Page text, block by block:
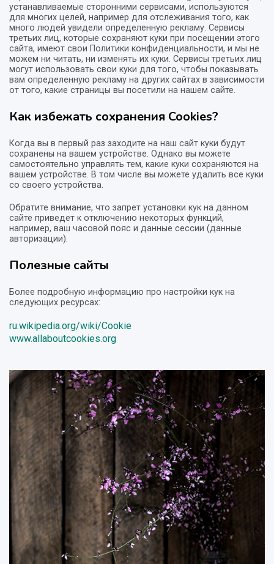
устанавливаемые сторонними сервисами, используются
для многих целей, например для отслеживания того, как
много людей увидели определенную рекламу. Сервисы
третьих лиц, которые сохраняют куки при посещении этого
сайта, имеют свои Политики конфиденциальности, и мы не
можем ни читать, ни изменять их куки. Сервисы третьих лиц
могут использовать свои куки для того, чтобы показывать
вам определенную рекламу на других сайтах в зависимости
от того, какие страницы вы посетили на нашем сайте.
Как избежать сохранения Cookies?
Когда вы в первый раз заходите на наш сайт куки будут
сохранены на вашем устройстве. Однако вы можете
самостоятельно управлять тем, какие куки сохраняются на
вашем устройстве. В том числе вы можете удалить все куки
со своего устройства.
Обратите внимание, что запрет установки кук на данном
сайте приведет к отключению некоторых функций,
например, ваш часовой пояс и данные сессии (данные
авторизации).
Полезные сайты
Более подробную информацию про настройки кук на
следующих ресурсах:
ru.wikipedia.org/wiki/Cookie
www.allaboutcookies.org